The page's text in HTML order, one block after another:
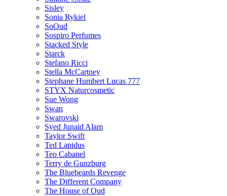
Sisley
Sonia Rykiel
SoOud
Sospiro Perfumes
Stacked Style
Starck
Stefano Ricci
Stella McCartney
Stephane Humbert Lucas 777
STYX Naturсosmetic
Sue Wong
Swan
Swarovski
Syed Junaid Alam
Taylor Swift
Ted Lapidus
Teo Cabanel
Terry de Gunzburg
The Bluebeards Revenge
The Different Company
The House of Oud